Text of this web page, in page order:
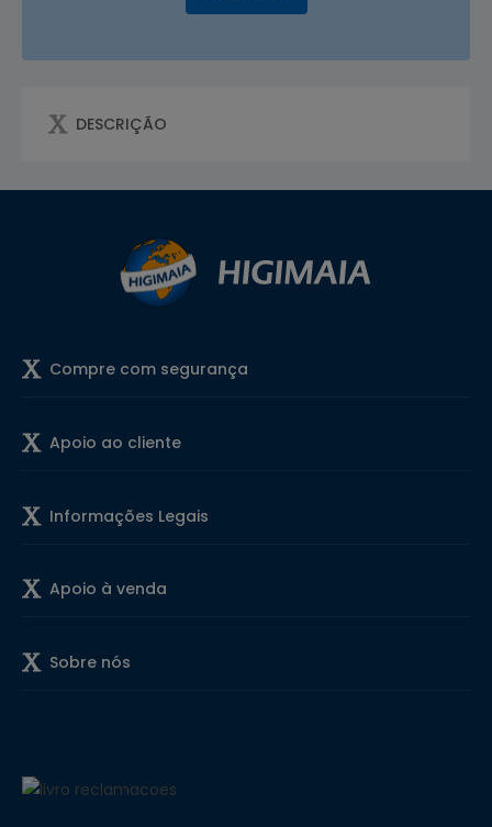
DESCRIÇÃO
Compre com segurança
Apoio ao cliente
Informações Legais
Apoio à venda
Sobre nós